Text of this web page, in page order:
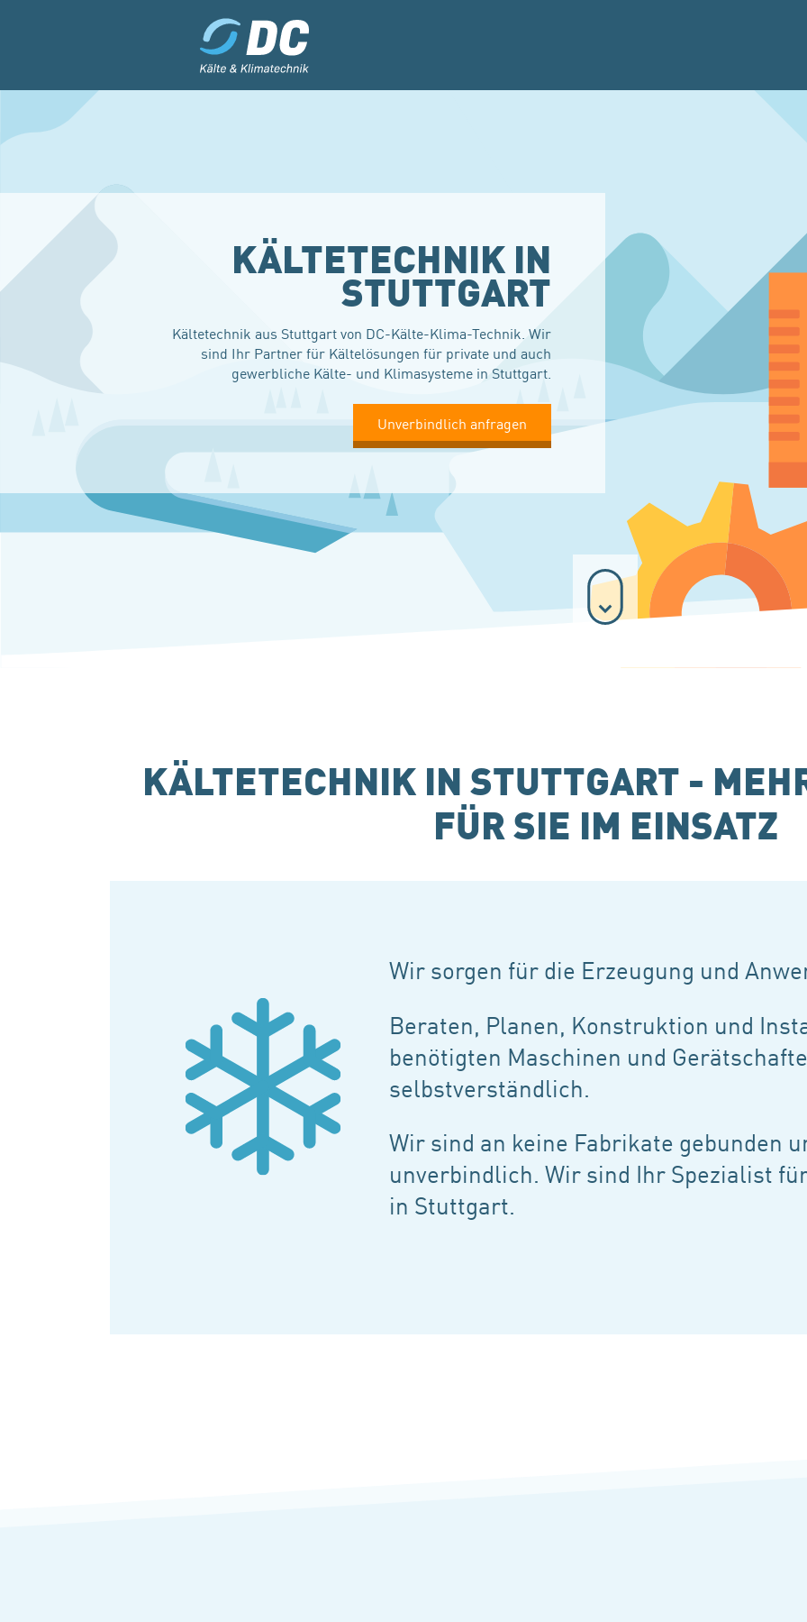
KÄLTETECHNIK IN
STUTTGART
Kältetechnik aus Stuttgart von DC-Kälte-Klima-Technik. Wir
sind Ihr Partner für Kältelösungen für private und auch
gewerbliche Kälte- und Klimasysteme in Stuttgart.
Unverbindlich anfragen
KÄLTETECHNIK IN STUTTGART -
FÜR SIE IM EINSATZ
Wir sorgen für die Erzeugung und
Beraten, Planen, Konstruktion und
benötigten Maschinen und
selbstverständlich.
Wir sind an keine Fabrikate gebunden
unverbindlich. Wir sind Ihr Spezialist
in Stuttgart.